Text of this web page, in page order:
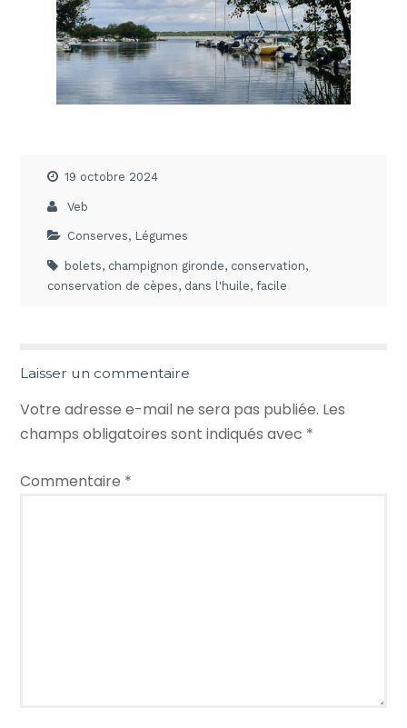
19 octobre 2024
Veb
Conserves, Légumes
bolets, champignon gironde, conservation,
conservation de cèpes, dans l'huile,facile
Laisser un commentaire
Votre adresse e-mail ne sera pas publiée. Les
champs obligatoires sont indiqués avec *
Commentaire *